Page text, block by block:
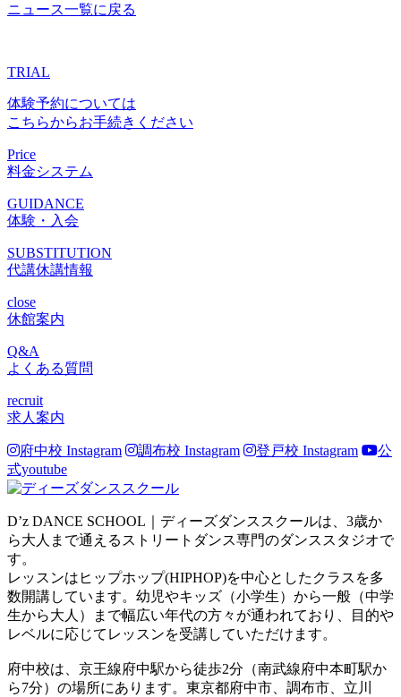
ニュース一覧に戻る
TRIAL
体験予約については
こちらからお手続きください
Price
料金システム
GUIDANCE
体験・入会
SUBSTITUTION
代講休講情報
close
休館案内
Q&A
よくある質問
recruit
求人案内
府中校 Instagram 調布校 Instagram 登戸校 Instagram
公
式youtube
D’z DANCE SCHOOL｜ディーズダンススクールは、3歳か
ら大人まで通えるストリートダンス専門のダンススタジオで
す。
レッスンはヒップホップ(HIPHOP)を中心としたクラスを多
数開講しています。幼児やキッズ（小学生）から一般（中学
生から大人）まで幅広い年代の方々が通われており、目的や
レベルに応じてレッスンを受講していただけます。
府中校は、京王線府中駅から徒歩2分（南武線府中本町駅か
ら7分）の場所にあります。東京都府中市、調布市、立川